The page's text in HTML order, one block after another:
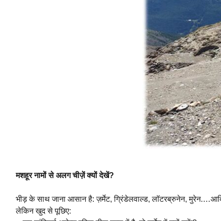
मशहूर नामों से अलग चीज़ें क्यों देखें?
भीड़ के साथ जाना आसान है: ज़र्मेट, ग्रिंडेलवाल्ड, लॉटरब्रुनेन,
लेकिन खुद से पूछिए: